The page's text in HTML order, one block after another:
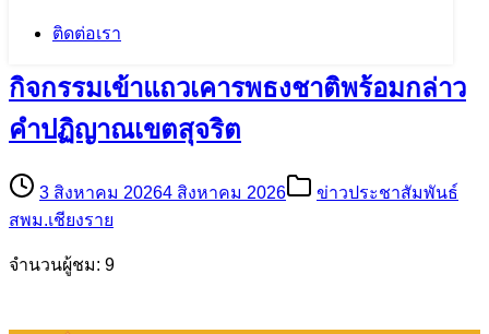
ติดต่อเรา
กิจกรรมเข้าแถวเคารพธงชาติพร้อมกล่าว
คำปฏิญาณเขตสุจริต
3 สิงหาคม 20264 สิงหาคม 2026
ข่าวประชาสัมพันธ์
สพม.เชียงราย
จำนวนผู้ชม: 9